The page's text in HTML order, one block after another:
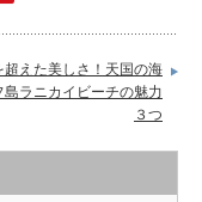
超えた美しさ！天国の海
島ラニカイビーチの魅力
３つ